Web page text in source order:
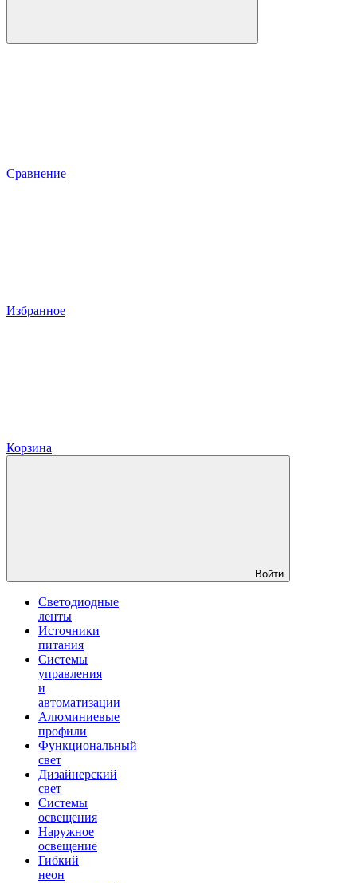
Сравнение
Избранное
Корзина
Войти
Светодиодные
ленты
Источники
питания
Системы
управления
и
автоматизации
Алюминиевые
профили
Функциональный
свет
Дизайнерский
свет
Системы
освещения
Наружное
освещение
Гибкий
неон